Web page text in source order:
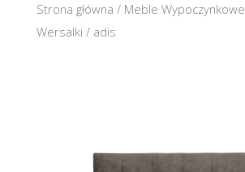
Strona główna / Meble Wypoczynkowe
Wersalki / adis